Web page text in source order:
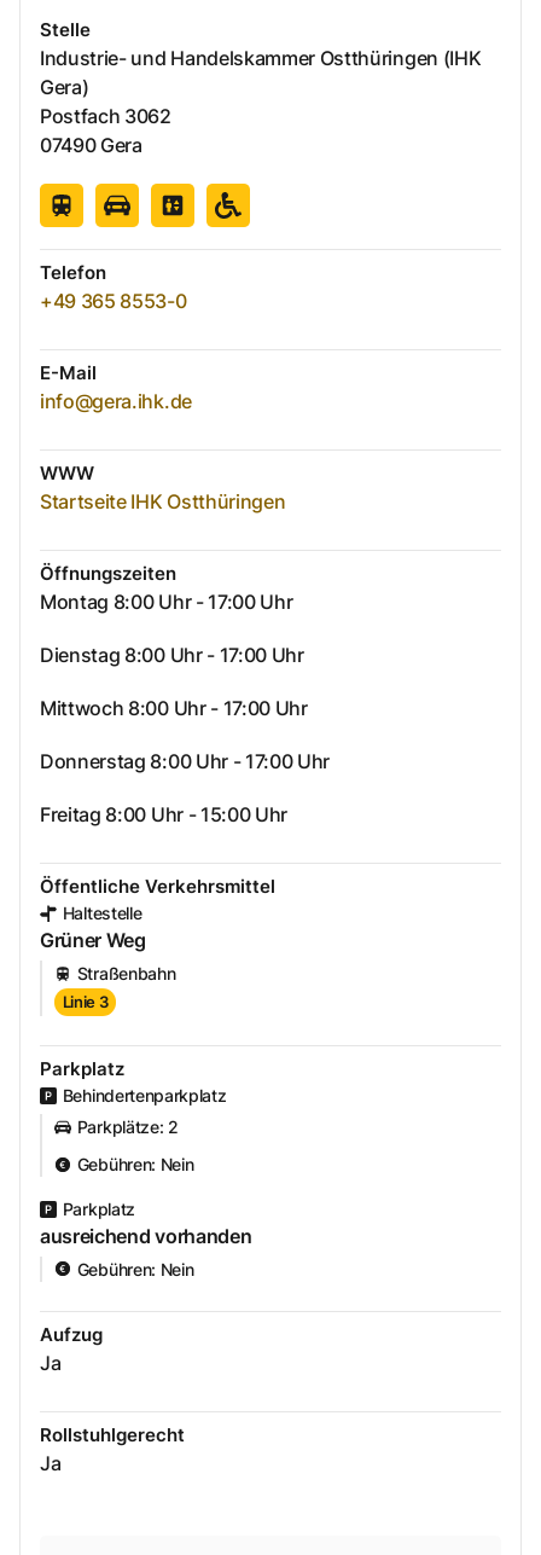
Stelle
Industrie- und Handelskammer Ostthüringen (IHK
Gera)
Postfach 3062
07490 Gera
Telefon
+49 365 8553-0
E-Mail
info@gera.ihk.de
WWW
Startseite IHK Ostthüringen
Öffnungszeiten
Montag 8:00 Uhr - 17:00 Uhr
Dienstag 8:00 Uhr - 17:00 Uhr
Mittwoch 8:00 Uhr - 17:00 Uhr
Donnerstag 8:00 Uhr - 17:00 Uhr
Freitag 8:00 Uhr - 15:00 Uhr
Öffentliche Verkehrsmittel
Haltestelle
Grüner Weg
Straßenbahn
Linie 3
Parkplatz
Behindertenparkplatz
Parkplätze: 2
Gebühren: Nein
Parkplatz
ausreichend vorhanden
Gebühren: Nein
Aufzug
Ja
Rollstuhlgerecht
Ja